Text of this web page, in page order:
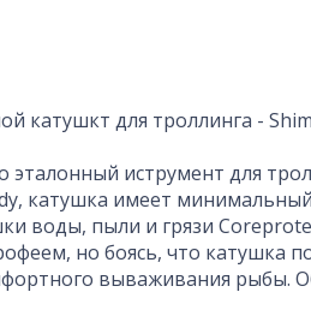
катушкт для троллинга -
иструмент для
катушка имеет
воды, пыли и грязи
но боясь, что катушка
вываживания рыбы.